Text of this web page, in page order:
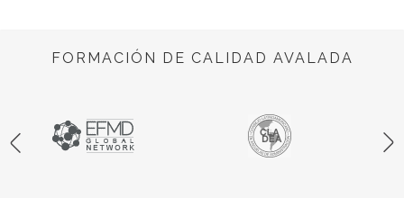
FORMACIÓN DE CALIDAD AVALADA